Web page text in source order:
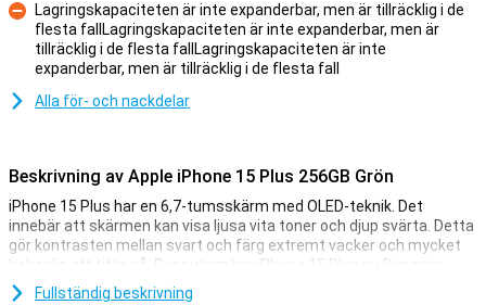
Nackdelar
Lagringskapaciteten är inte expanderbar, men är tillräcklig i de
flesta fallLagringskapaciteten är inte expanderbar, men är
tillräcklig i de flesta fallLagringskapaciteten är inte
expanderbar, men är tillräcklig i de flesta fall
Alla för- och nackdelar
Beskrivning av Apple iPhone 15 Plus 256GB Grön
iPhone 15 Plus har en 6,7-tumsskärm med OLED-teknik. Det
innebär att skärmen kan visa ljusa vita toner och djup svärta. Detta
gör kontrasten mellan svart och färg extremt vacker och mycket
behaglig att titta på. Dessutom har iPhone 15 Plus nu Dynamic
Island. Detta integrerar på ett snyggt sätt aviseringar i skärmen.
Fullständig beskrivning